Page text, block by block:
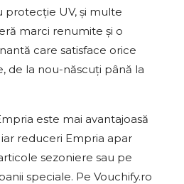
protecție UV, și multe
marci renumite și o
care satisface orice
de la nou-născuți până la
este mai avantajoasă
reduceri Empria apar
sezoniere sau pe
speciale. Pe Vouchify.ro